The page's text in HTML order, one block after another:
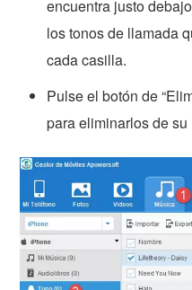
encuentra justo
los tonos de llamada
cada casilla.
Pulse el botón de
para eliminarlos de su